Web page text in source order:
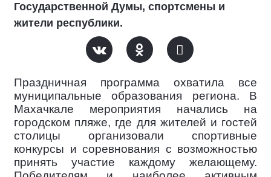
Государственной Думы, спортсмены и
жители республики.
Праздничная программа охватила все
муниципальные образования региона. В
Махачкале мероприятия начались на
городском пляже, где для жителей и гостей
столицы организовали спортивные
конкурсы и соревнования с возможностью
принять участие каждому желающему.